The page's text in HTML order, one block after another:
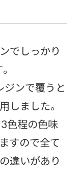
でしっかり
ジンで覆うと
しました。
色程の色味
すので全て
違いがあり